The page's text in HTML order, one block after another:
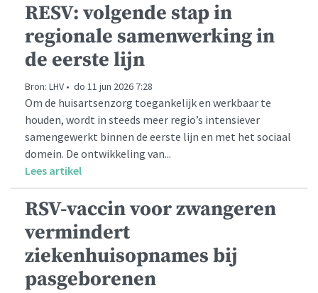
RESV: volgende stap in
regionale samenwerking in
de eerste lijn
Bron: LHV • do 11 jun 2026 7:28
Om de huisartsenzorg toegankelijk en werkbaar te
houden, wordt in steeds meer regio’s intensiever
samengewerkt binnen de eerste lijn en met het sociaal
domein. De ontwikkeling van...
Lees artikel
RSV-vaccin voor zwangeren
vermindert
ziekenhuisopnames bij
pasgeborenen